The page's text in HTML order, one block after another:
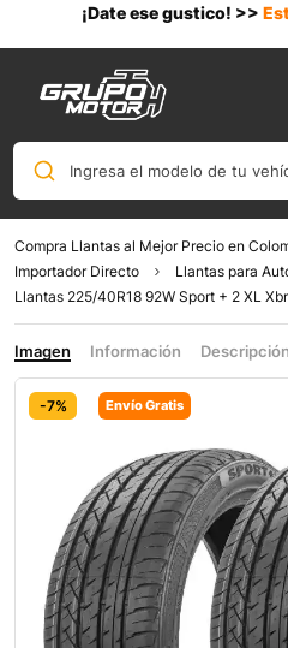
¡Date ese gustico! >>
Ingresa el modelo de tu
Compra Llantas al Mejor Precio en
Importador Directo
Llantas para
Llantas 225/40R18 92W Sport + 2 XL
Imagen Información Descripción
-7% Envío Gratis